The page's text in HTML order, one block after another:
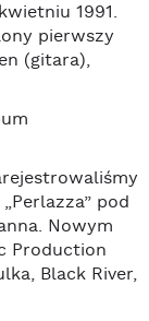
1991.
pierwszy
(gitara),
pod
Nowym
Production
Black River,